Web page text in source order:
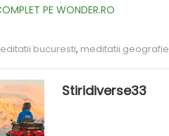
PE WONDER.RO
bucuresti, meditatii geografie
Stiridiverse33